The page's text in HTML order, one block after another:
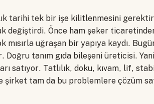
tarihi tek bir işe kilitlenmesini
değiştirdi. Önce ham şeker
mısırla uğraşan bir yapıya kaydı.
tanım gıda bileşeni üreticisi. Yani
satıyor. Tatlılık, doku, kıvam, lif,
şirket tam da bu problemlere çözüm